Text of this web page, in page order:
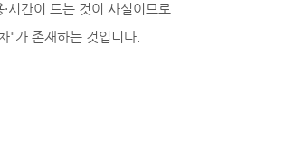
시간이 드는 것이 사실이므로
"가 존재하는 것입니다.